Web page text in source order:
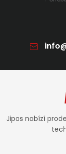
info
Jipos nabízí